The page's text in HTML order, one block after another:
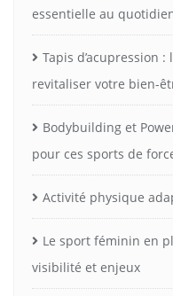
essentielle au
Tapis d’acupression
revitaliser votre bien-
Bodybuilding et
pour ces sports de
Activité physique
Le sport féminin en
visibilité et enjeux